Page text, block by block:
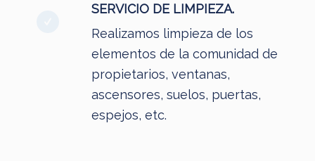
SERVICIO DE LIMPIEZA.
Realizamos limpieza de los
elementos de la comunidad de
propietarios, ventanas,
ascensores, suelos, puertas,
espejos, etc.